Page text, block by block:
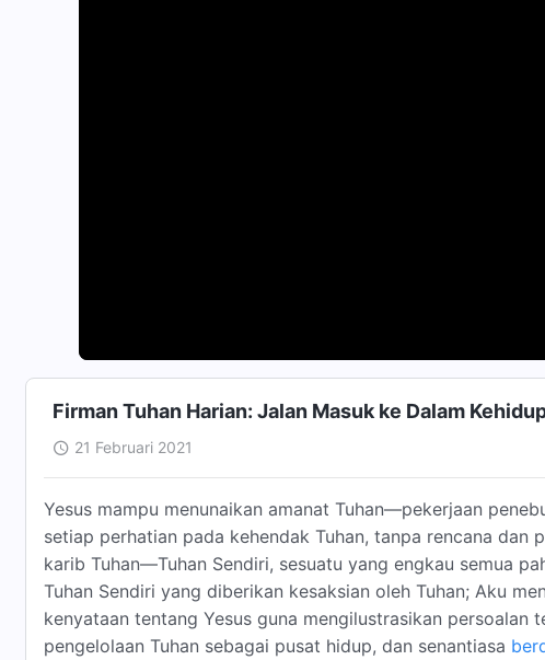
Firman Tuhan Harian: Jalan Masuk ke Dalam
21 Februari 2021
Yesus mampu menunaikan amanat Tuhan—pekerjaan
setiap perhatian pada kehendak Tuhan, tanpa rencana
karib Tuhan—Tuhan Sendiri, sesuatu yang engkau semua
Tuhan Sendiri yang diberikan kesaksian oleh Tuhan; Aku
kenyataan tentang Yesus guna mengilustrasikan persoalan
pengelolaan Tuhan sebagai pusat hidup, dan senantiasa